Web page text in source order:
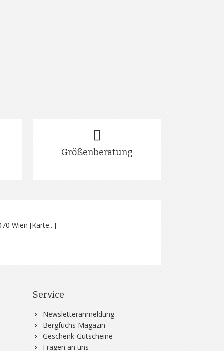
Größenberatung
Wien [Karte...]
Service
Newsletteranmeldung
Bergfuchs Magazin
Geschenk-Gutscheine
Fragen an uns